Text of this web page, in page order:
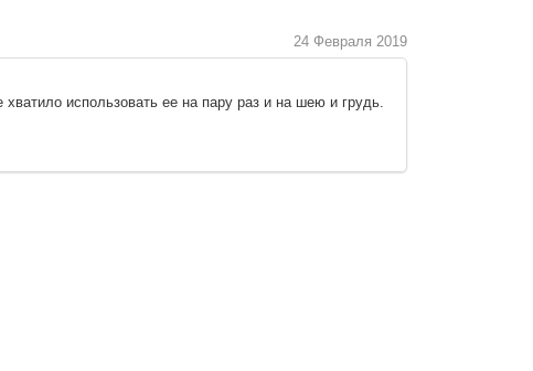
24 Февраля 2019
использовать ее на пару раз и на шею и грудь.